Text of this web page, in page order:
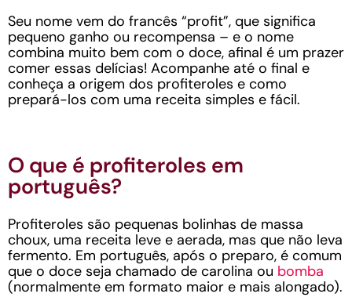
Seu nome vem do francês “profit”, que significa
pequeno ganho ou recompensa – e o nome
combina muito bem com o doce, afinal é um prazer
comer essas delícias! Acompanhe até o final e
conheça a origem dos profiteroles e como
prepará-los com uma receita simples e fácil.
O que é profiteroles em
português?
Profiteroles são pequenas bolinhas de massa
choux, uma receita leve e aerada, mas que não leva
fermento. Em português, após o preparo, é comum
que o doce seja chamado de carolina ou bomba
(normalmente em formato maior e mais alongado).